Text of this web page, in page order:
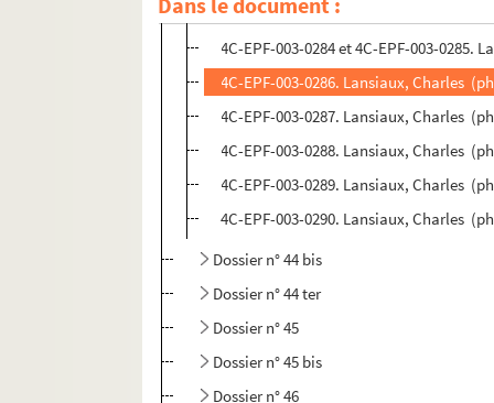
4C-EPF-003-0281 à 4C-EPF-003-0283.
4C-EPF-003-0284 et 4C-EPF-003-
4C-EPF-003-0286. Lansiaux, Charles
4C-EPF-003-0287. Lansiaux, Charles
4C-EPF-003-0288. Lansiaux, Charles
4C-EPF-003-0289. Lansiaux, Charles
4C-EPF-003-0290. Lansiaux, Charles
Dossier n° 44 bis
Dossier n° 44 ter
Dossier n° 45
Dossier n° 45 bis
Dossier n° 46